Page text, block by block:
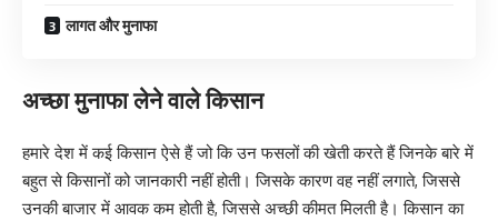
लागत और मुनाफा
अच्छा मुनाफा लेने वाले किसान
हमारे देश में कई किसान ऐसे हैं जो कि उन फसलों की खेती करते हैं जिनके बारे में
बहुत से किसानों को जानकारी नहीं होती। जिसके कारण वह नहीं लगाते, जिससे
उनकी बाजार में आवक कम होती है, जिससे अच्छी कीमत मिलती है। किसान का